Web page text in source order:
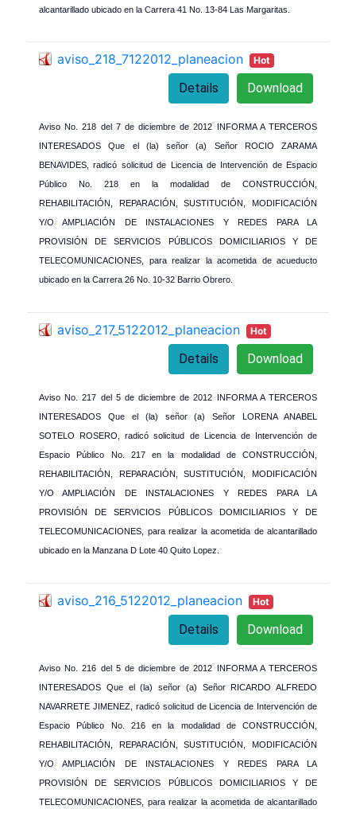
alcantarillado ubicado en la Carrera 41 No. 13-84 Las Margaritas.
aviso_218_7122012_planeacion Hot
Download
Details
Aviso No. 218 del 7 de diciembre de 2012 INFORMA A TERCEROS
INTERESADOS Que el (la) señor (a) Señor ROCIO ZARAMA
BENAVIDES, radicó solicitud de Licencia de Intervención de Espacio
Público No. 218 en la modalidad de CONSTRUCCIÓN,
REHABILITACIÓN, REPARACIÓN, SUSTITUCIÓN, MODIFICACIÓN
Y/O AMPLIACIÓN DE INSTALACIONES Y REDES PARA LA
PROVISIÓN DE SERVICIOS PÚBLICOS DOMICILIARIOS Y DE
TELECOMUNICACIONES, para realizar la acometida de acueducto
ubicado en la Carrera 26 No. 10-32 Barrio Obrero.
aviso_217_5122012_planeacion Hot
Download
Details
Aviso No. 217 del 5 de diciembre de 2012 INFORMA A TERCEROS
INTERESADOS Que el (la) señor (a) Señor LORENA ANABEL
SOTELO ROSERO, radicó solicitud de Licencia de Intervención de
Espacio Público No. 217 en la modalidad de CONSTRUCCIÓN,
REHABILITACIÓN, REPARACIÓN, SUSTITUCIÓN, MODIFICACIÓN
Y/O AMPLIACIÓN DE INSTALACIONES Y REDES PARA LA
PROVISIÓN DE SERVICIOS PÚBLICOS DOMICILIARIOS Y DE
TELECOMUNICACIONES, para realizar la acometida de alcantarillado
ubicado en la Manzana D Lote 40 Quito Lopez.
aviso_216_5122012_planeacion Hot
Download
Details
Aviso No. 216 del 5 de diciembre de 2012 INFORMA A TERCEROS
INTERESADOS Que el (la) señor (a) Señor RICARDO ALFREDO
NAVARRETE JIMENEZ, radicó solicitud de Licencia de Intervención de
Espacio Público No. 216 en la modalidad de CONSTRUCCIÓN,
REHABILITACIÓN, REPARACIÓN, SUSTITUCIÓN, MODIFICACIÓN
Y/O AMPLIACIÓN DE INSTALACIONES Y REDES PARA LA
PROVISIÓN DE SERVICIOS PÚBLICOS DOMICILIARIOS Y DE
TELECOMUNICACIONES, para realizar la acometida de alcantarillado